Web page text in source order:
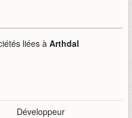
liées à Arthdal
Développeur